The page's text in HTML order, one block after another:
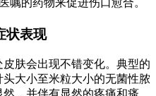
状表现
肤会出现不错变化。典型的
大小至米粒大小的无菌性脓
，并伴有显然的疼痛和瘙